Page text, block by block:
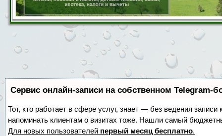
Сервис онлайн-записи на собственном Telegram-
Тот, кто работает в сфере услуг, знает — без ведения
напоминать клиентам о визитах тоже. Нашли самый
Для новых пользователей первый месяц бесплатно.